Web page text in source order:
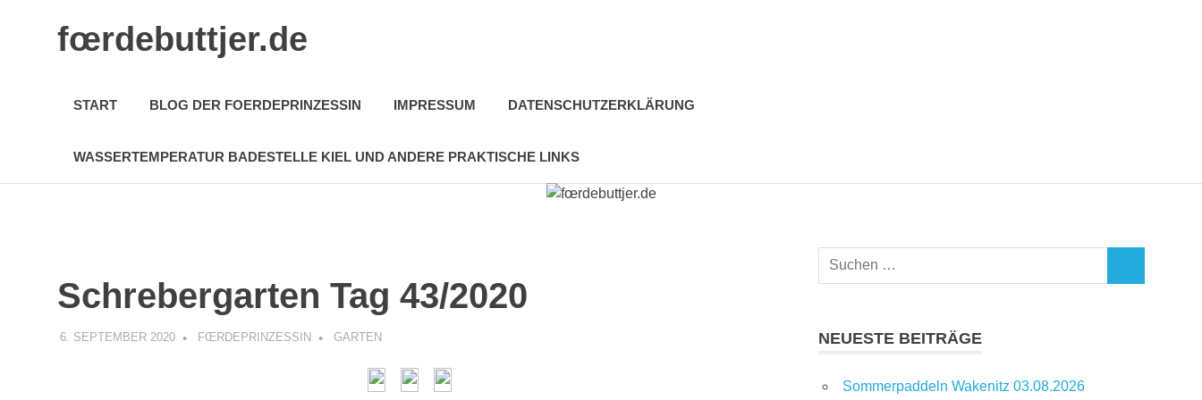
fœrdebuttjer.de
derSTART BLOG DER FOERDEPRINZESSIN IMPRESSUM DATENSCHUTZERKLÄRUNG
WASSERTEMPERATUR BADESTELLE KIEL UND ANDERE PRAKTISCHE LINKS
Schrebergarten Tag 43/2020
6. SEPTEMBER 2020 FŒRDEPRINZESSIN GARTEN
Suchen
NEUESTE BEITRÄGE
Sommerpaddeln Wakenitz 03.08.2026